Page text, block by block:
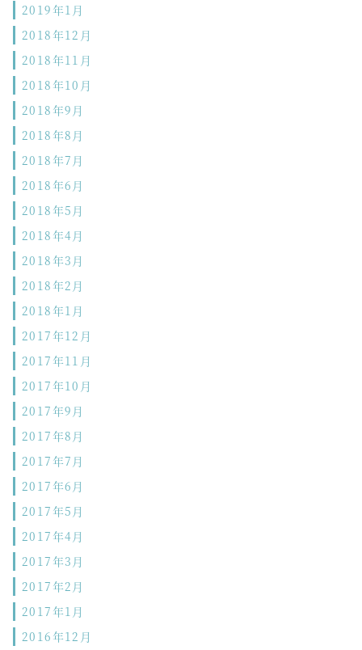
2019年1月
2018年12月
2018年11月
2018年10月
2018年9月
2018年8月
2018年7月
2018年6月
2018年5月
2018年4月
2018年3月
2018年2月
2018年1月
2017年12月
2017年11月
2017年10月
2017年9月
2017年8月
2017年7月
2017年6月
2017年5月
2017年4月
2017年3月
2017年2月
2017年1月
2016年12月